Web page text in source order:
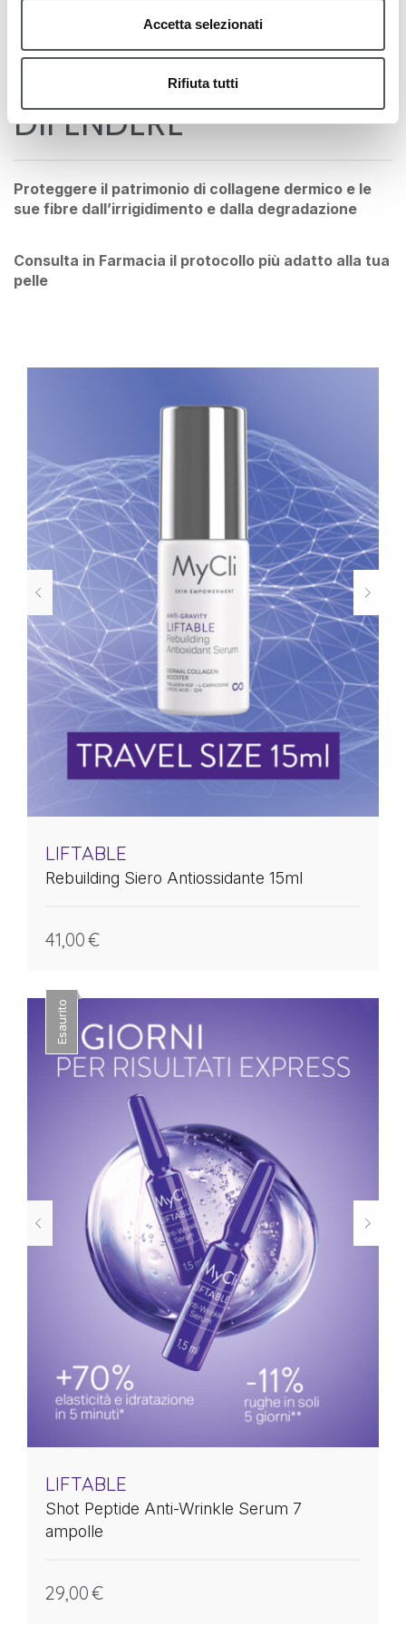
Accetta selezionati
Rifiuta tutti
Agire sulle rughe più profonde, migliorando il
sostegno delle fibre di collagene ed elastina
DIFENDERE
Proteggere il patrimonio di collagene dermico e le
sue fibre dall’irrigidimento e dalla degradazione
Consulta in Farmacia il protocollo più adatto alla tua
pelle
LIFTABLE
Rebuilding Siero Antiossidante 15ml
41,00€
Esaurito
LIFTABLE
Shot Peptide Anti-Wrinkle Serum 7
ampolle
29,00€